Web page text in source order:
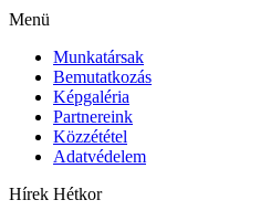
Menü
Munkatársak
Bemutatkozás
Képgaléria
Partnereink
Közzététel
Adatvédelem
Hírek Hétkor